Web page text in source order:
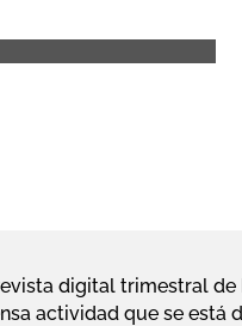
digital trimestral
actividad que se está